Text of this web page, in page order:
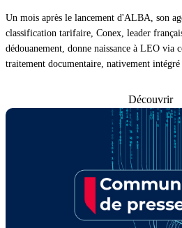
Un mois après le lancement d'ALBA, son
classification tarifaire, Conex, leader
dédouanement, donne naissance à LEO
traitement documentaire, nativement
Découvrir